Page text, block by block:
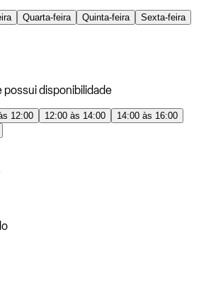
Quarta-feira Quinta-feira
Sexta-feira
possui disponibilidade
12:00 12:00 às 14:00
14:00 às 16:00